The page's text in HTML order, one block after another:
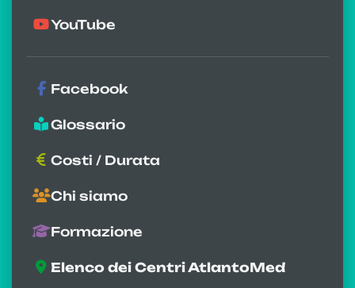
YouTube
Facebook
Glossario
Costi / Durata
Chi siamo
Formazione
Elenco dei Centri AtlantoMed